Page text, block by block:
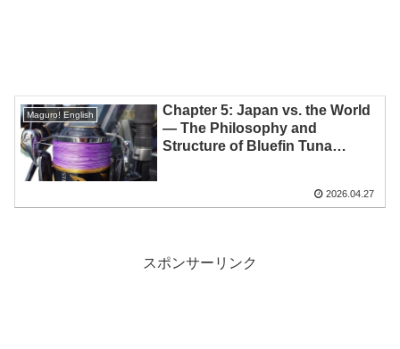
Maguro! English
Chapter 5: Japan vs. the World
— The Philosophy and
Structure of Bluefin Tuna
2026.04.27
スポンサーリンク